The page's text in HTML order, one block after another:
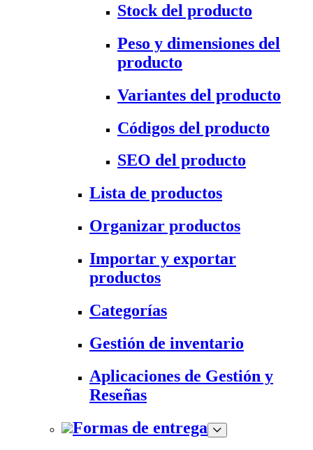
Stock del producto
Peso y dimensiones del
producto
Variantes del producto
Códigos del producto
SEO del producto
Lista de productos
Organizar productos
Importar y exportar
productos
Categorías
Gestión de inventario
Aplicaciones de Gestión y
Reseñas
Formas de entrega